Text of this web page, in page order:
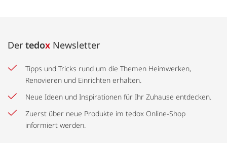
Der tedox Newsletter
Tipps und Tricks rund um die Themen Heimwerken,
Renovieren und Einrichten erhalten.
Neue Ideen und Inspirationen für Ihr Zuhause entdecken.
Zuerst über neue Produkte im tedox Online-Shop
informiert werden.